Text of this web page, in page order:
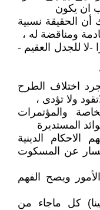
ان يكون
أن الحقيقة نسبية
ومناقضة له ،
-لا للجدل العقيم -
اختلاف الطرح
ولا تؤدى ،
والمؤتمرات
المستديرة
الدينية
عن المسكوت
ويصح الفهم
كل ماجاء من